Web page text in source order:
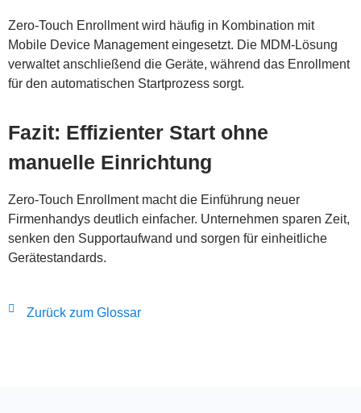
Zero-Touch Enrollment wird häufig in Kombination mit
Mobile Device Management eingesetzt. Die MDM-Lösung
verwaltet anschließend die Geräte, während das Enrollment
für den automatischen Startprozess sorgt.
Fazit: Effizienter Start ohne
manuelle Einrichtung
Zero-Touch Enrollment macht die Einführung neuer
Firmenhandys deutlich einfacher. Unternehmen sparen Zeit,
senken den Supportaufwand und sorgen für einheitliche
Gerätestandards.
Zurück zum Glossar